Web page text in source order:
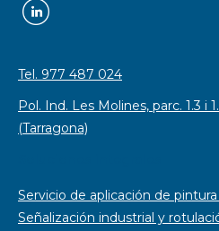
Tel. 977 487 024
Pol. Ind. Les Molines, parc. 1.3 i
(Tarragona)
Servicio de aplicación de
Señalización industrial y